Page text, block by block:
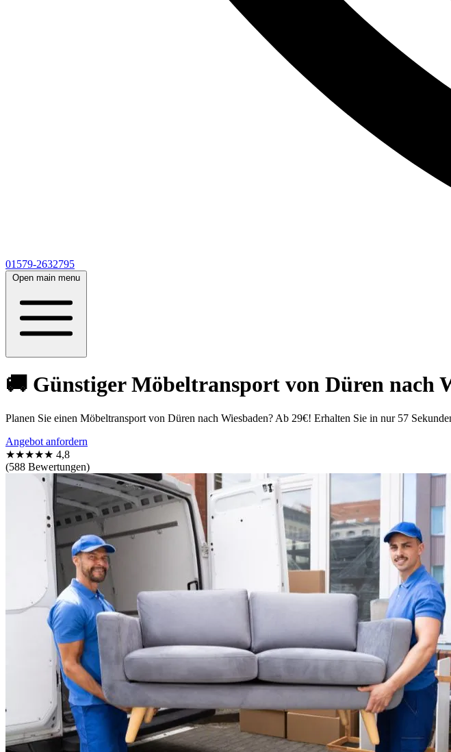
01579-2632795
Open main menu
🚚 Günstiger Möbeltransport von Düren nach
Planen Sie einen Möbeltransport von Düren nach Wiesbaden? Ab 29€! Erhalten Sie in nur 57
Angebot anfordern
★★★★★ 4,8
(588 Bewertungen)